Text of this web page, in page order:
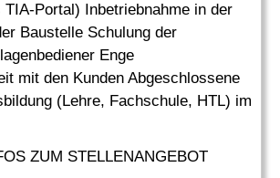
Portal) Inbetriebnahme in der
Baustelle Schulung der
Enge
mit den Kunden Abgeschlossene
(Lehre, Fachschule, HTL) im
ZUM STELLENANGEBOT